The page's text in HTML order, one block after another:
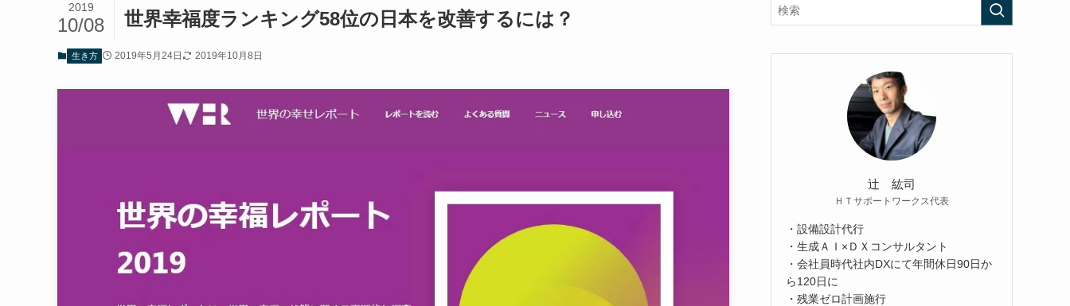
世界幸福度ランキング58位の日本を改善するには？
2019
10/08
生き方 2019年5月24日 2019年10月8日
辻 紘司
ＨＴサポートワークス代表
・設備設計代行
・生成ＡＩ×ＤＸコンサルタント
・会社員時代社内DXにて年間休日90日か
ら120日に
・残業ゼロ計画施行